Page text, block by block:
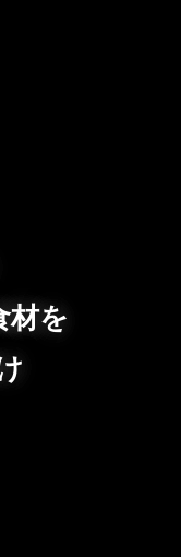
材を